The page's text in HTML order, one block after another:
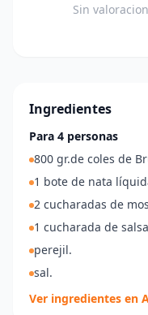
Sin
Ingredientes
Para 4 personas
800 gr.de coles de
1 bote de nata
2 cucharadas de
1 cucharada de
perejil.
sal.
Ver ingredientes en